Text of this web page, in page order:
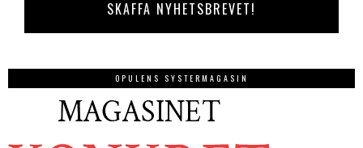
OPULENS SYSTERMAGASIN